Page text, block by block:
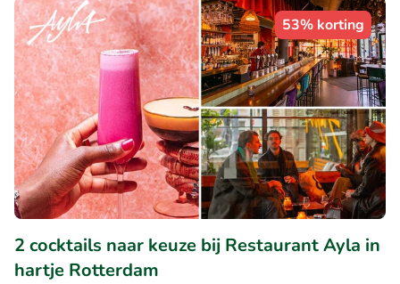
53% korting
2 cocktails naar keuze bij Restaurant Ayla in
hartje Rotterdam